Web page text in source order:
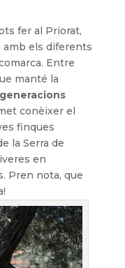
fer al Priorat,
amb els diferents
Entre
manté la
conèixer el
finques
la Serra de
en
Pren nota, que